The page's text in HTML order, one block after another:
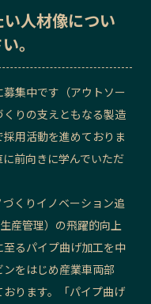
人材像につい
。
集中です（アウトソー
りの支えともなる製造
用活動を進めておりま
前向きに学んでいただ
くりイノベーション追
産管理）の飛躍的向上
るパイプ曲げ加工を中
をはじめ産業車両部
ります。「パイプ曲げ